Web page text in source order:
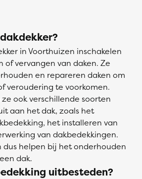
in Voorthuizen inschakelen
of vervangen van daken. Ze
en repareren daken om
veroudering te voorkomen.
ook verschillende soorten
aan het dak, zoals het
het installeren van
van dakbedekkingen.
dus helpen bij het onderhouden
dak.
uitbesteden?